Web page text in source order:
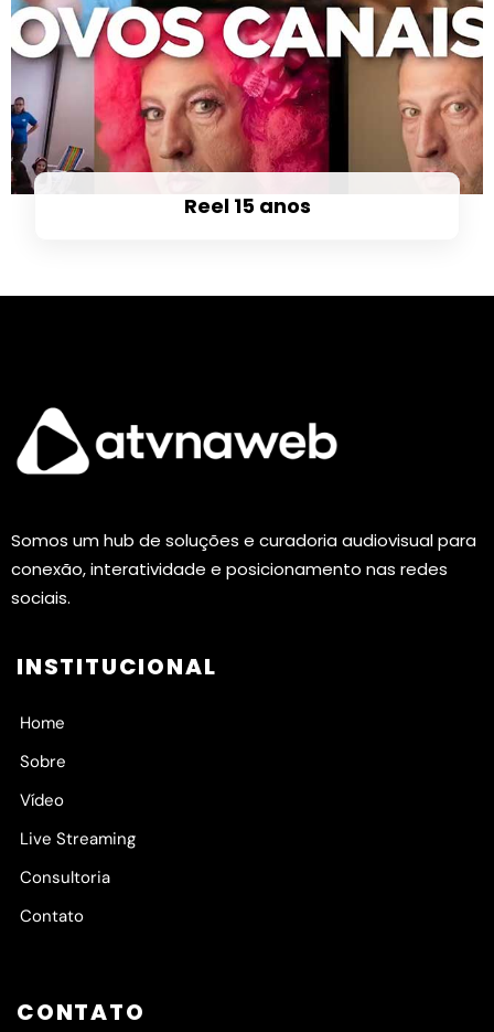
Reel 15 anos
Somos um hub de soluções e curadoria audiovisual para
conexão, interatividade e posicionamento nas redes
sociais.
INSTITUCIONAL
Home
Sobre
Vídeo
Live Streaming
Consultoria
Contato
CONTATO